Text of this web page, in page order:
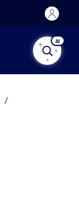
AI
/